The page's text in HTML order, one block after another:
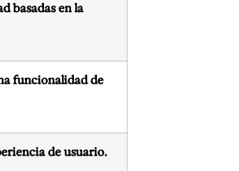
basadas en la
funcionalidad de
de usuario.